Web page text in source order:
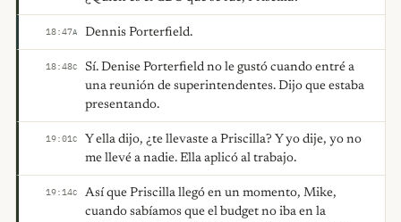
18:47A Dennis Porterfield.
18:48C
Sí. Denise Porterfield no le gustó cuando entré a
una reunión de superintendentes. Dijo que estaba
presentando.
19:01C
Y ella dijo, ¿te llevaste a Priscilla? Y yo dije, yo no
me llevé a nadie. Ella aplicó al trabajo.
19:14C
Así que Priscilla llegó en un momento, Mike,
cuando sabíamos que el budget no iba en la